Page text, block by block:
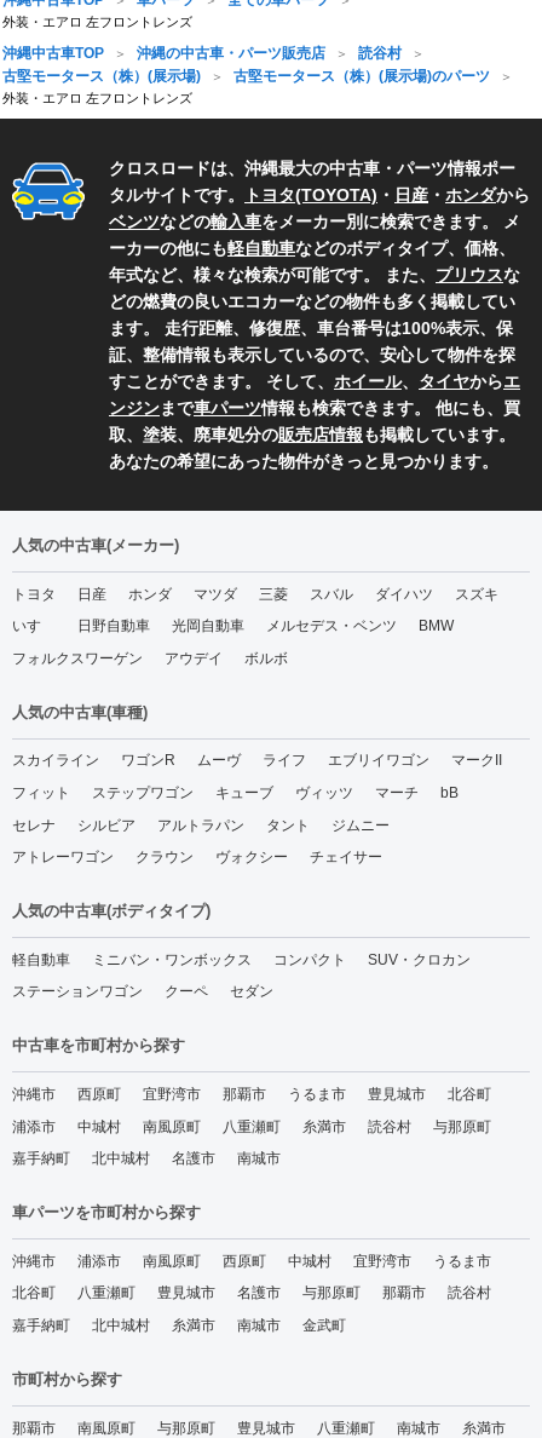
外装・エアロ 左フロントレンズ
沖縄中古車TOP 沖縄の中古車・パーツ販売店
読谷村
古堅モータース（株）(展示場)
古堅モータース（株）(展示場)のパーツ
外装・エアロ 左フロントレンズ
クロスロードは、沖縄最大の中古車・パーツ情報ポー
タルサイトです。
トヨタ(TOYOTA) ・ 日産 ・ ホンダから
ベンツなどの輸入車をメーカー別に検索できます。 メ
ーカーの他にも軽自動車などのボディタイプ、価格、
年式など、様々な検索が可能です。 また、 プリウスな
どの燃費の良いエコカーなどの物件も多く掲載してい
ます。 走行距離、修復歴、車台番号は100%表示、保
証、整備情報も表示しているので、安心して物件を探
すことができます。 そして、 ホイール、 タイヤからエ
ンジンまで車パーツ情報も検索できます。 他にも、買
取、塗装、廃車処分の販売店情報も掲載しています。
あなたの希望にあった物件がきっと見つかります。
人気の中古車(メーカー)
トヨタ 日産 ホンダ マツダ 三菱 スバル ダイハツ
スズキ
いすゞ
日野自動車 光岡自動車 メルセデス・ベンツ
BMW
フォルクスワーゲン
アウデイ ボルボ
人気の中古車(車種)
スカイライン ワゴンR ムーヴ ライフ エブリイワゴン
マークII
フィット
ステップワゴン キューブ ヴィッツ マーチ
bB
セレナ
シルビア アルトラパン タント
ジムニー
アトレーワゴン
クラウン ヴォクシー チェイサー
人気の中古車(ボディタイプ)
軽自動車 ミニバン・ワンボックス コンパクト
SUV・クロカン
ステーションワゴン
クーペ セダン
中古車を市町村から探す
沖縄市 西原町 宜野湾市 那覇市 うるま市 豊見城市
北谷町
浦添市
中城村 南風原町 八重瀬町 糸満市 読谷村
与那原町
嘉手納町
北中城村 名護市 南城市
車パーツを市町村から探す
沖縄市 浦添市 南風原町 西原町 中城村 宜野湾市
うるま市
北谷町
八重瀬町 豊見城市 名護市 与那原町 那覇市
読谷村
嘉手納町
北中城村 糸満市 南城市 金武町
市町村から探す
那覇市 南風原町 与那原町 豊見城市 八重瀬町 南城市
糸満市